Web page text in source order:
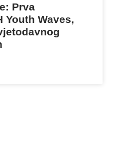
Prva
Youth Waves,